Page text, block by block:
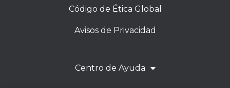
Código de Ética Global
Avisos de Privacidad
Centro de Ayuda